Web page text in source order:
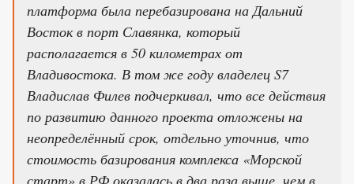
платформа была перебазирована на Дальний
Восток в порт Славянка, который
располагается в 50 километрах от
Владивостока. В том же году владелец S7
Владислав Филев подчеркивал, что все действия
по развитию данного проекта отложены на
неопределённый срок, отдельно уточнив, что
стоимость базирования комплекса «Морской